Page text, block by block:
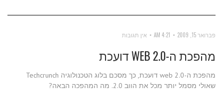
פברואר 15, 2009 4:21 AM אין תגובות
מהפכת ה-WEB 2.0 דועכת
מהפכת ה-web 2.0 דועכת, כך מסכם בלוג הטכנולוגיה Techcrunch
שאולי מסמל יותר מכל את הווב 2.0. מה המהפכה הבאה?